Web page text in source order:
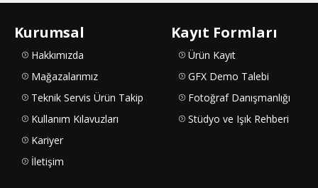
Kurumsal
Hakkımızda
Mağazalarımız
Teknik Servis Ürün Takip
Kullanım Kılavuzları
Kariyer
İletişim
Kayıt Formları
Ürün Kayıt
GFX Demo Talebi
Fotoğraf Danışmanlığı
Stüdyo ve Işık Rehberi